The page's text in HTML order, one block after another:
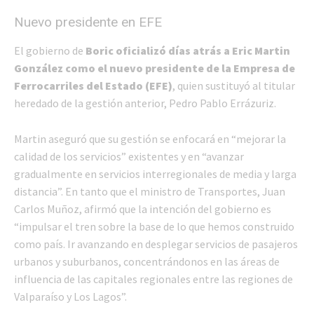
Nuevo presidente en EFE
El gobierno de Boric oficializó días atrás a Eric Martin
González como el nuevo presidente de la Empresa de
Ferrocarriles del Estado (EFE), quien sustituyó al titular
heredado de la gestión anterior, Pedro Pablo Errázuriz.
Martin aseguró que su gestión se enfocará en “mejorar la
calidad de los servicios” existentes y en “avanzar
gradualmente en servicios interregionales de media y larga
distancia”. En tanto que el ministro de Transportes, Juan
Carlos Muñoz, afirmó que la intención del gobierno es
“impulsar el tren sobre la base de lo que hemos construido
como país. Ir avanzando en desplegar servicios de pasajeros
urbanos y suburbanos, concentrándonos en las áreas de
influencia de las capitales regionales entre las regiones de
Valparaíso y Los Lagos”.